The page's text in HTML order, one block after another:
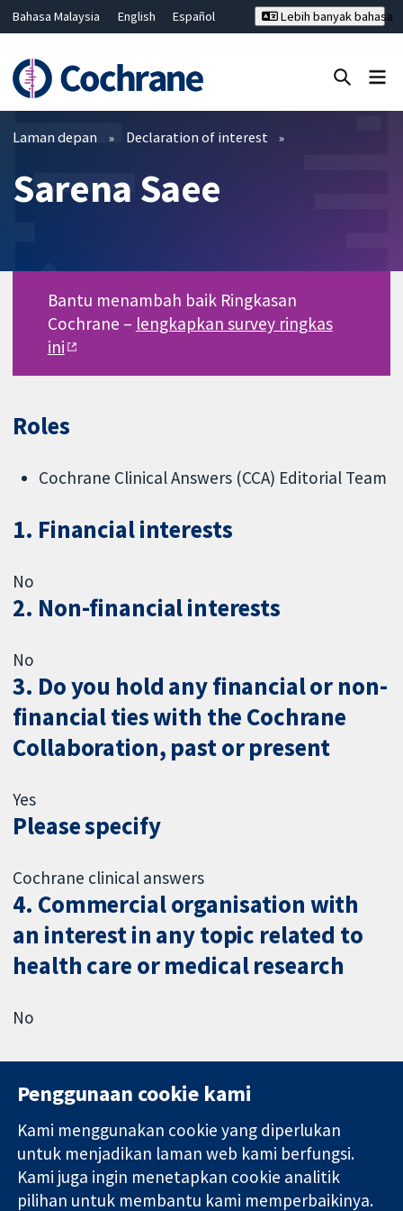
Bahasa Malaysia English
Español
Hrvatski
Deutsch ไทย
繁體中文
简体中文
Lebih banyak bahasa
Penapis
Laman depan Declaration of interest
Sarena Saee
Bantu menambah baik Ringkasan
Cochrane – lengkapkan survey ringkas
ini
Roles
Cochrane Clinical Answers (CCA) Editorial Team
1. Financial interests
No
2. Non-financial interests
No
3. Do you hold any financial or non-
financial ties with the Cochrane
Collaboration, past or present
Yes
Please specify
Cochrane clinical answers
4. Commercial organisation with
an interest in any topic related to
health care or medical research
No
Bukti yang
dipercayai.
11-13 Cavendish
Square
London
W1G 0AN
Hubungi kita
Berita
Pejabat
akhbar
Penggunaan cookie kami
Kami menggunakan cookie yang diperlukan
untuk menjadikan laman web kami berfungsi.
Kami juga ingin menetapkan cookie analitik
pilihan untuk membantu kami memperbaikinya.